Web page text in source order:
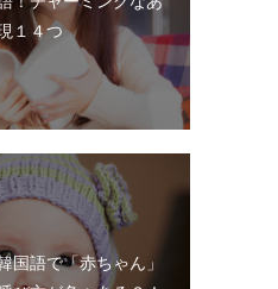
１４つ
国語で「赤ちゃん」